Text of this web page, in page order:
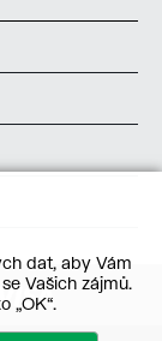
dat, aby Vám
Vašich zájmů.
„OK“.